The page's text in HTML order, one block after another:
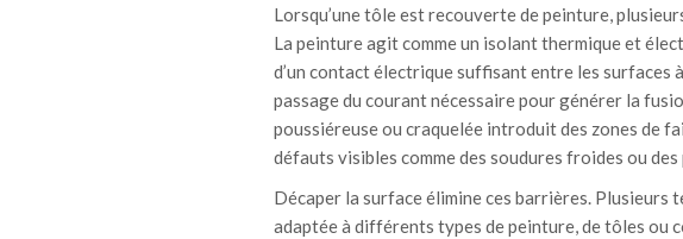
Lorsqu’une tôle est recouverte de peinture,
La peinture agit comme un isolant thermique et
d’un contact électrique suffisant entre les surfaces
passage du courant nécessaire pour générer la
poussiéreuse ou craquelée introduit des zones de
défauts visibles comme des soudures froides ou
Décaper la surface élimine ces barrières. Plusieurs
adaptée à différents types de peinture, de tôles ou